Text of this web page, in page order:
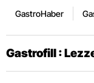
GastroHaber
Gastrofill :